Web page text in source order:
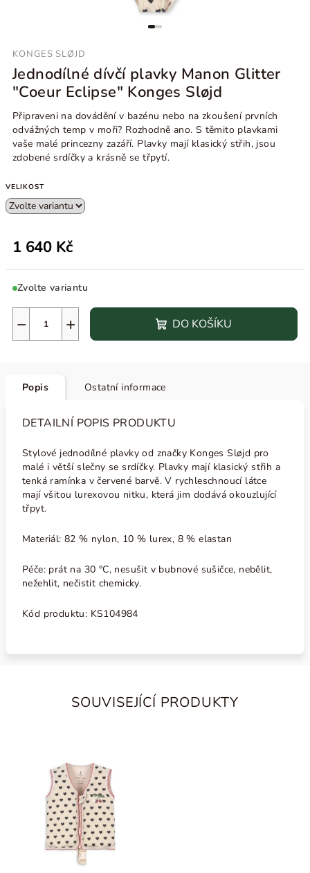
KONGES SLØJD
Jednodílné dívčí plavky Manon Glitter
"Coeur Eclipse" Konges Sløjd
Připraveni na dovádění v bazénu nebo na zkoušení prvních
odvážných temp v moři? Rozhodně ano. S těmito plavkami
vaše malé princezny zazáří. Plavky mají klasický střih, jsou
zdobené srdíčky a krásně se třpytí.
VELIKOST
1 640 Kč
Zvolte variantu
+
− DO KOŠÍKU
Popis Ostatní informace
DETAILNÍ POPIS PRODUKTU
Stylové jednodílné plavky od značky Konges Sløjd pro
malé i větší slečny se srdíčky. Plavky mají klasický střih a
tenká ramínka v červené barvě. V rychleschnoucí látce
mají všitou lurexovou nitku, která jim dodává okouzlující
třpyt.
Materiál: 82 % nylon, 10 % lurex, 8 % elastan
Péče: prát na 30 °C, nesušit v bubnové sušičce, nebělit,
nežehlit, nečistit chemicky.
Kód produktu: KS104984
SOUVISEJÍCÍ PRODUKTY